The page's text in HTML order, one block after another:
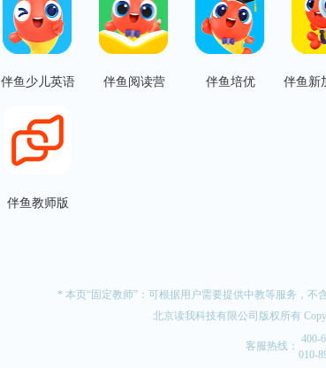
伴鱼少儿英语 伴鱼阅读营 伴鱼培优 伴鱼新
伴鱼教师版
* 本页“固定教师”：可根据用户需要提供中教等服务，
北京读我科技有限公司版权所有
客服热线：
400-
010-